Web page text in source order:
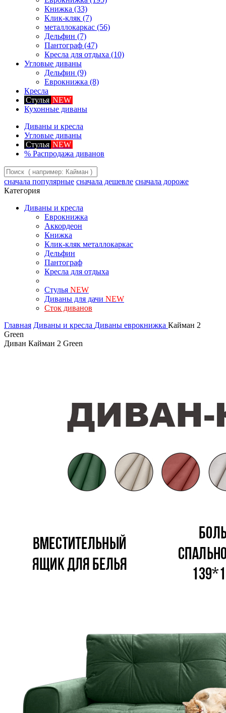
Книжка (33)
Клик-кляк (7)
металлокаркас (56)
Дельфин (7)
Пантограф (47)
Кресла для отдыха (10)
Угловые диваны
Дельфин (9)
Еврокнижка (8)
Кресла
Стулья NEW
Кухонные диваны
Диваны и кресла
Угловые диваны
Стулья NEW
% Распродажа диванов
сначала популярные сначала дешевле сначала дороже
Категория
Диваны и кресла
Еврокнижка
Аккордеон
Книжка
Клик-кляк металлокаркас
Дельфин
Пантограф
Кресла для отдыха
Стулья NEW
Диваны для дачи NEW
Сток диванов
Главная Диваны и кресла Диваны еврокнижка Кайман 2
Green
Диван Кайман 2 Green